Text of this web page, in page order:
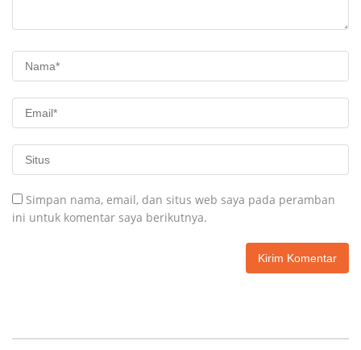
Simpan nama, email, dan situs web saya pada peramban
ini untuk komentar saya berikutnya.